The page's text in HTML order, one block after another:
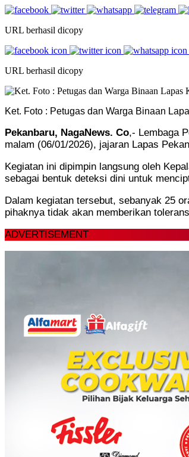
URL berhasil dicopy
URL berhasil dicopy
Ket. Foto : Petugas dan Warga Binaan
Pekanbaru, NagaNews. Co,- Lembaga
malam (06/01/2026), jajaran Lapas
Kegiatan ini dipimpin langsung oleh
sebagai bentuk deteksi dini untuk
Dalam kegiatan tersebut, sebanyak 25
pihaknya tidak akan memberikan
ADVERTISEMENT